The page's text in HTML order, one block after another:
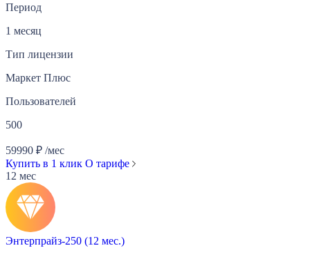
Период
1 месяц
Тип лицензии
Маркет Плюс
Пользователей
500
59990 ₽ /мес
Купить в 1 клик О тарифе
12 мес
Энтерпрайз-250 (12 мес.)